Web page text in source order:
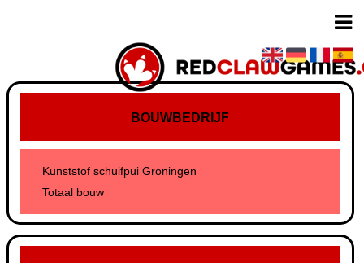
BOUWBEDRIJF
Kunststof schuifpui Groningen
Totaal bouw